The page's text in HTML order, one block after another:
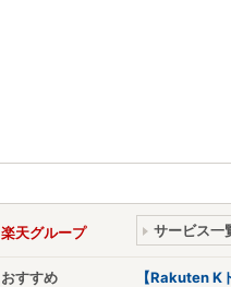
楽天グループ サービス一
おすすめ 【Rakuten K